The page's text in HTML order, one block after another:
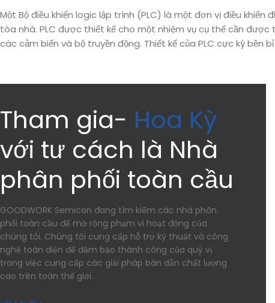
Một Bộ điều khiển logic lập trình (PLC) là một đơn vị điều
tòa nhà. PLC được thiết kế cho một nhiệm vụ cụ thể cần
các cảm biến và bộ truyền động. Thiết kế của PLC cực kỳ
Tham gia- Hoa Kỳ
với tư cách là Nhà
phân phối toàn cầu
GOODWORK Semicon đang tìm kiếm các nhà phân
phối toàn cầu để mở rộng phạm vi hoạt động của
chúng tôi. Chúng tôi cung cấp hỗ trợ kỹ thuật và công
nghệ toàn diện để đảm bảo thành công của quý vị
trong việc cung cấp các giải pháp bán dẫn chất lượng
cao trên toàn thế giới.